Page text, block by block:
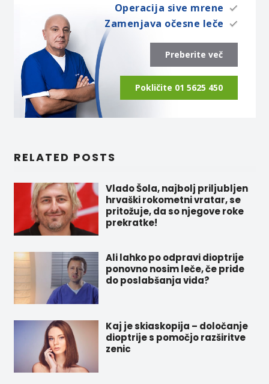
Operacija sive mrene
Zamenjava očesne leče
Preberite več
Pokličite 01 5625 450
RELATED POSTS
Vlado Šola, najbolj priljubljen
hrvaški rokometni vratar, se
pritožuje, da so njegove roke
prekratke!
Ali lahko po odpravi dioptrije
ponovno nosim leče, če pride
do poslabšanja vida?
Kaj je skiaskopija – določanje
dioptrije s pomočjo razširitve
zenic